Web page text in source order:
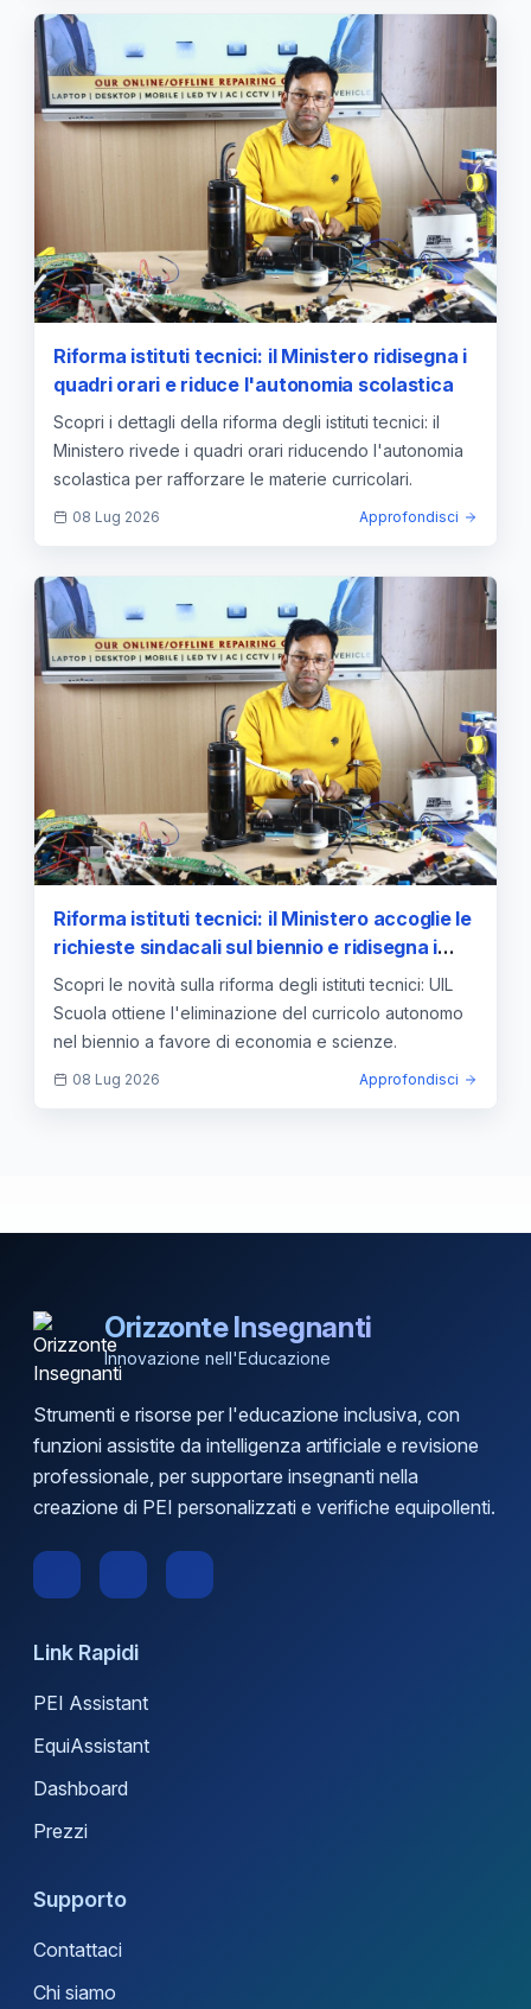
Riforma istituti tecnici: il Ministero ridisegna i
quadri orari e riduce l'autonomia scolastica
Scopri i dettagli della riforma degli istituti tecnici: il
Ministero rivede i quadri orari riducendo l'autonomia
scolastica per rafforzare le materie curricolari.
08 Lug 2026 Approfondisci
Riforma istituti tecnici: il Ministero accoglie le
richieste sindacali sul biennio e ridisegna i
quadri orari
Scopri le novità sulla riforma degli istituti tecnici: UIL
Scuola ottiene l'eliminazione del curricolo autonomo
nel biennio a favore di economia e scienze.
08 Lug 2026 Approfondisci
Orizzonte Insegnanti
Innovazione nell'Educazione
Strumenti e risorse per l'educazione inclusiva, con
funzioni assistite da intelligenza artificiale e revisione
professionale, per supportare insegnanti nella
creazione di PEI personalizzati e verifiche equipollenti.
Link Rapidi
PEI Assistant
EquiAssistant
Dashboard
Prezzi
Supporto
Contattaci
Chi siamo